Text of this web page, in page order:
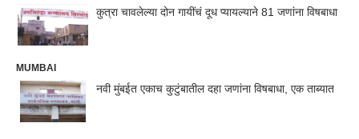
कुत्रा चावलेल्या दोन गायींचं दूध प्यायल्याने 81 जणांना विषबाधा
MUMBAI
नवी मुंबईत एकाच कुटुंबातील दहा जणांना विषबाधा, एक ताब्यात